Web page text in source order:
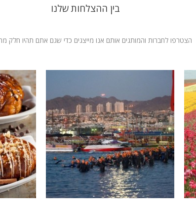
בין ההצלחות שלנו
הצטרפו לחברות והמותגים אותם אנו מייצגים כדי שגם אתם תהיו חלק